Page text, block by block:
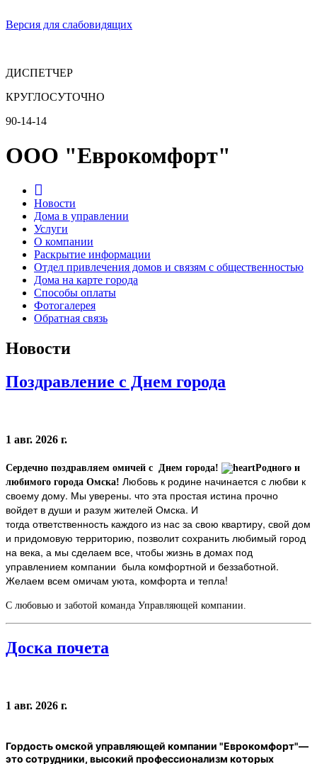
Версия для слабовидящих
ДИСПЕТЧЕР
КРУГЛОСУТОЧНО
90-14-14
ООО "Еврокомфорт"
Новости
Дома в управлении
Услуги
О компании
Раскрытие информации
Отдел привлечения домов и связям с общественностью
Дома на карте города
Способы оплаты
Фотогалерея
Обратная связь
Новости
Поздравление с Днем города
1 авг. 2026 г.
Сердечно поздравляем омичей с Днем города!
Родного и
любимого города Омска! Любовь к родине начинается с любви к
своему дому. Мы уверены. что эта простая истина прочно
войдет в души и разум жителей Омска. И
тогда ответственность каждого из нас за свою квартиру, свой дом
и придомовую территорию, позволит сохранить любимый город
на века, а мы сделаем все, чтобы жизнь в домах под
управлением компании была комфортной и беззаботной.
Желаем всем омичам уюта, комфорта и тепла!
С любовью и заботой команда Управляющей компании.
Доска почета
1 авг. 2026 г.
Гордость омской управляющей компании "Еврокомфорт"—
это сотрудники, высокий профессионализм которых